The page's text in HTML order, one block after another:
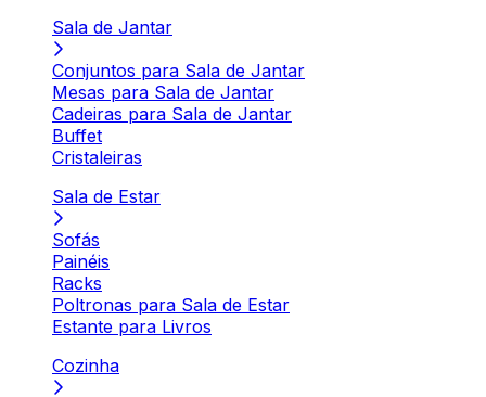
Sala de Jantar
Conjuntos para Sala de Jantar
Mesas para Sala de Jantar
Cadeiras para Sala de Jantar
Buffet
Cristaleiras
Sala de Estar
Sofás
Painéis
Racks
Poltronas para Sala de Estar
Estante para Livros
Cozinha